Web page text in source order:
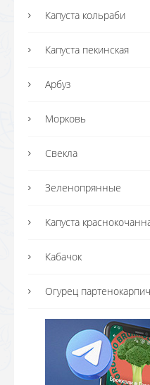
Капуста кольраби
Капуста пекинская
Арбуз
Морковь
Свекла
Зеленопрянные
Капуста
Кабачок
Огурец